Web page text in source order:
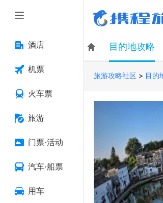
酒店
机票
火车票
旅游
门票·活动
汽车·船票
用车
目的地攻略
旅游攻略社区 > 目的